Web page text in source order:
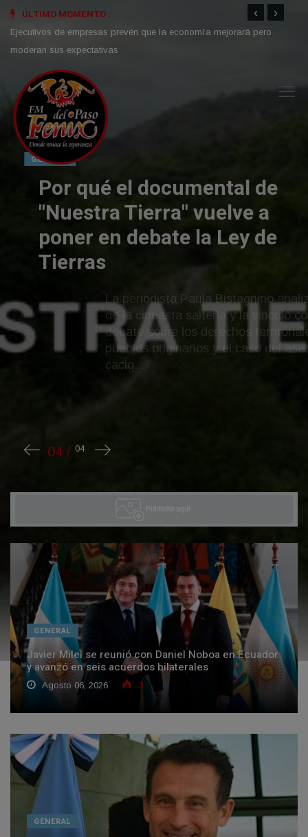
ÚLTIMO MOMENTO :
Ejecutivos de empresas prevén que la economía mejorará pero
moderan sus expectativas
‹ ›
GENERAL
Por qué el documental de
"Nuestra Tierra" vuelve a
poner en debate la Ley de
Tierras
La periodista Paula Bistagnino analizó la obra
de la cineasta salteña y la vinculó con el
debate sobre los derechos territoriales de los
pueblos originarios y el caso del asesinato del
GENERAL
Javier Milei se reunió con Daniel Noboa en Ecuador
y avanzó en seis acuerdos bilaterales
Agosto 06, 2026 3
GENERAL